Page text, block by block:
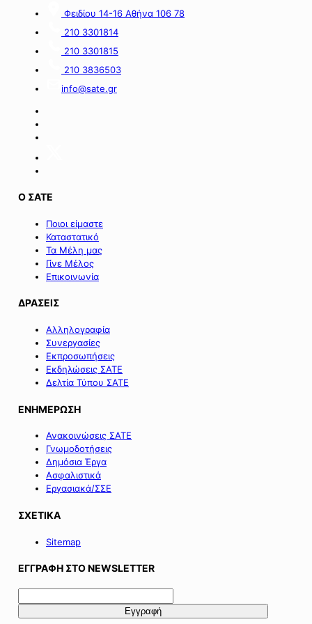
πόρους
Πράσινου
Ταμείου».
ειδικού
στήριξης
Φειδίου 14-16 Αθήνα 106 78
210 3301814
210 3301815
210 3836503
info@sate.gr
Ο ΣΑΤΕ
Ποιοι είμαστε
Καταστατικό
Τα Μέλη μας
Γίνε Μέλος
Επικοινωνία
ΔΡΑΣΕΙΣ
Αλληλογραφία
Συνεργασίες
Εκπροσωπήσεις
Εκδηλώσεις ΣΑΤΕ
Δελτία Τύπου ΣΑΤΕ
ΕΝΗΜΕΡΩΣΗ
Ανακοινώσεις ΣΑΤΕ
Γνωμοδοτήσεις
Δημόσια Έργα
Ασφαλιστικά
Εργασιακά/ΣΣΕ
ΣΧΕΤΙΚΑ
Sitemap
ΕΓΓΡΑΦΗ ΣΤΟ NEWSLETTER